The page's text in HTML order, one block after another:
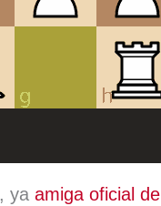
, ya amiga oficial de